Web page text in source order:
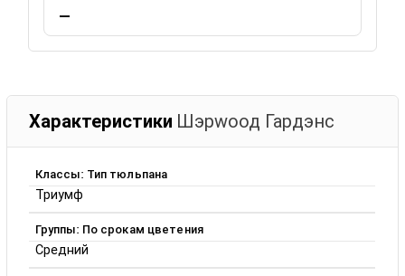
—
Характеристики Шэрwоод Гардэнс
Классы: Тип тюльпана
Триумф
Группы: По срокам цветения
Средний